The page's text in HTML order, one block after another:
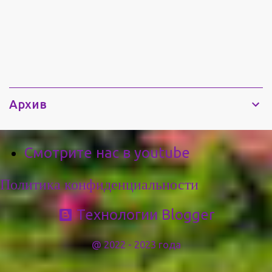
Архив
Смотрите нас в youtube
Политика конфиденциальности
Технологии Blogger
@ 2022 - 2023 года